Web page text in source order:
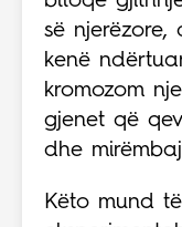
së
kenë
kromozom
gjenet që
dhe
Këto mund